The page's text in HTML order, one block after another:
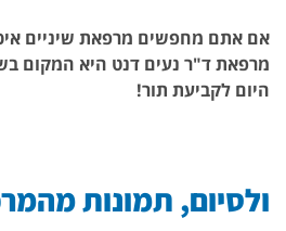
אם אתם מחפשים מרפאת שיניים
מרפאת ד"ר נעים דנט היא המקום
היום לקביעת תור!
ולסיום, תמונות